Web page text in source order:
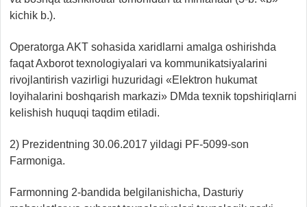
kichik b.).
Operatorga AKT sohasida xaridlarni amalga oshirishda
faqat Axborot texnologiyalari va kommunikatsiyalarini
rivojlantirish vazirligi huzuridagi «Elektron hukumat
loyihalarini boshqarish markazi» DMda texnik topshiriqlarni
kelishish huquqi taqdim etiladi.
2) Prezidentning 30.06.2017 yildagi PF-5099-son
Farmoniga.
Farmonning 2-bandida belgilanishicha, Dasturiy